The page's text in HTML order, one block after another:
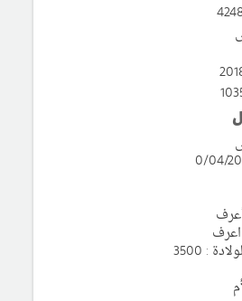
اعرف
: 3500